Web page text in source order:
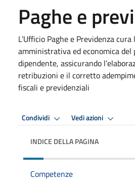
Paghe e
L’Ufficio Paghe e Previdenza
amministrativa ed economica del
dipendente, assicurando
retribuzioni e il corretto
fiscali e previdenziali
Condividi Vedi azioni
INDICE DELLA PAGINA
Competenze